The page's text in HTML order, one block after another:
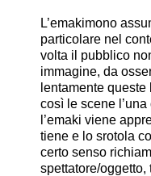
L’emakimono
particolare nel
volta il pubblico
immagine, da
lentamente
così le scene
l’emaki viene
tiene e lo srotola
certo senso
spettatore/